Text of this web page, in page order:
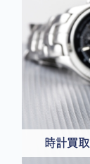
時計買取